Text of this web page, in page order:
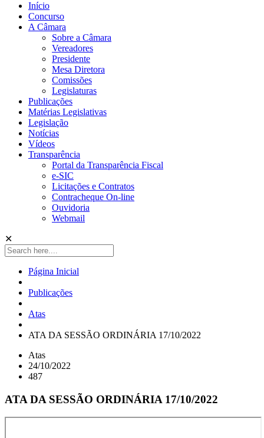
Início
Concurso
A Câmara
Sobre a Câmara
Vereadores
Presidente
Mesa Diretora
Comissões
Legislaturas
Publicações
Matérias Legislativas
Legislação
Notícias
Vídeos
Transparência
Portal da Transparência Fiscal
e-SIC
Licitações e Contratos
Contracheque On-line
Ouvidoria
Webmail
✕
Página Inicial
Publicações
Atas
ATA DA SESSÃO ORDINÁRIA 17/10/2022
Atas
24/10/2022
487
ATA DA SESSÃO ORDINÁRIA 17/10/2022